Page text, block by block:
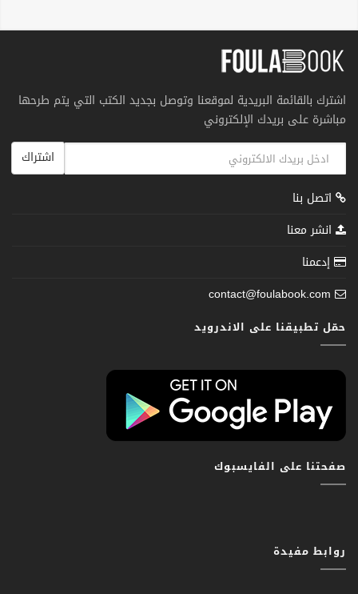
اشترك بالقائمة البريدية لموقعنا وتوصل بجديد الكتب التي يتم طرحها
مباشرة على بريدك الإلكتروني
اشتراك
اتصل بنا
انشر معنا
إدعمنا
contact@foulabook.com
حمّل تطبيقنا على الاندرويد
صفحتنا على الفايسبوك
روابط مفيدة